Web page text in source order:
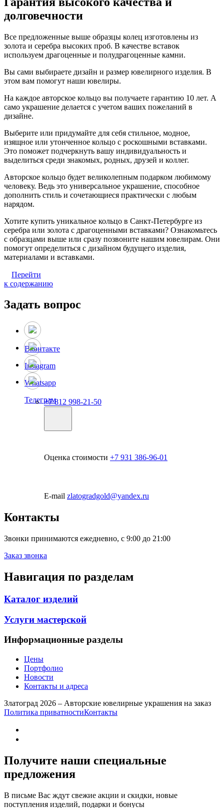
долговечности
Все предложенные выше образцы колец изготовлены из
золота и серебра высоких проб. В качестве вставок
используем драгоценные и полудрагоценные камни.
Вы сами выбираете дизайн и размер ювелирного изделия. В
этом вам помогут наши ювелиры.
На каждое авторское кольцо вы получаете гарантию 10 лет. А
само украшение делается с учетом ваших пожеланий в
дизайне.
Выберите или придумайте для себя стильное, модное,
изящное или утонченное кольцо с роскошными вставками.
Это поможет подчеркнуть вашу индивидуальность и
выделиться среди знакомых, родных, друзей и коллег.
Авторское кольцо будет великолепным подарком любимому
человеку. Ведь это универсальное украшение, способное
дополнить стиль и сочетающиеся практически с любым
нарядом.
Хотите купить уникальное кольцо в Санкт-Петербурге из
серебра или золота с драгоценными вставками? Ознакомьтесь
с образцами выше или сразу позвоните нашим ювелирам. Они
помогут определиться с дизайном будущего изделия,
материалами и вставками.
Перейти
к содержанию
Задать вопрос
Вконтакте
Instagram
Whatsapp
Телеграм+7 812 998-21-50
Оценка стоимости +7 931 386-96-01
E-mail zlatogradgold@yandex.ru
Контакты
Звонки принимаются ежедневно, с 9:00 до 21:00
Заказ звонка
Навигация по разделам
Каталог изделий
Услуги мастерской
Информационные разделы
Цены
Портфолио
Новости
Контакты и адреса
Златоград 2026 – Авторские ювелирные украшения на заказ
Политика приватностиКонтакты
Получите наши специальные
предложения
В письме Вас ждут свежие акции и скидки, новые
поступления изделий, подарки и бонусы